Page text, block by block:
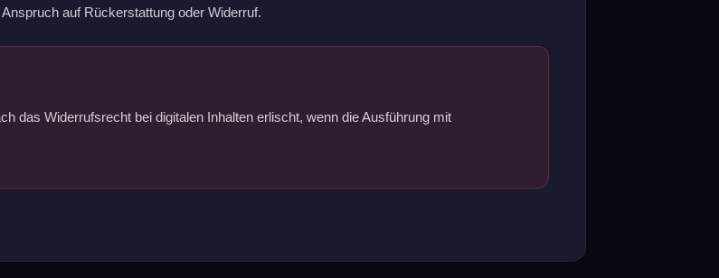
auf Rückerstattung oder Widerruf.
das Widerrufsrecht bei digitalen Inhalten erlischt, wenn die Ausführung mit